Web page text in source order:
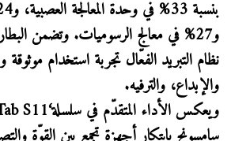
و27% في معالج الرسوميات. وتضمن
نظام التبريد الفعّال تجربة استخدام
والإبداع، والترفيه.